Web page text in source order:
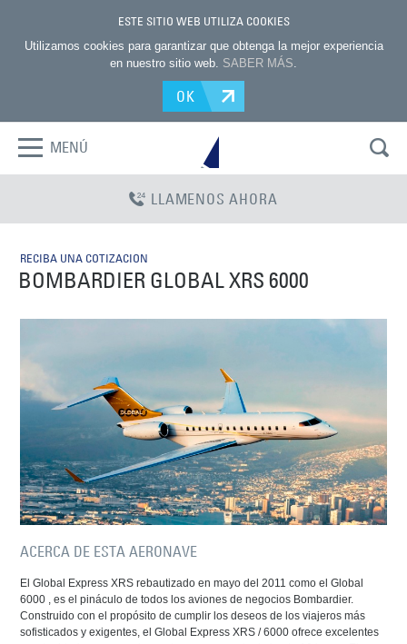
ESTE SITIO WEB UTILIZA COOKIES
Utilizamos cookies para garantizar que obtenga la mejor experiencia
en nuestro sitio web. SABER MÁS.
OK
MENÚ
LLAMENOS AHORA
RECIBA UNA COTIZACION
BOMBARDIER GLOBAL XRS 6000
ACERCA DE ESTA AERONAVE
El Global Express XRS rebautizado en mayo del 2011 como el Global
6000 , es el pináculo de todos los aviones de negocios Bombardier.
Construido con el propósito de cumplir los deseos de los viajeros más
sofisticados y exigentes, el Global Express XRS / 6000 ofrece excelentes